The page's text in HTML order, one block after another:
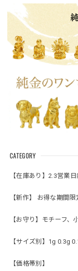
CATEGORY
【在庫あり】2.3営業
【新作】 お得な期間限
【お守り】モチーフ、
【サイズ別】1g 0.3g
【価格帯別】